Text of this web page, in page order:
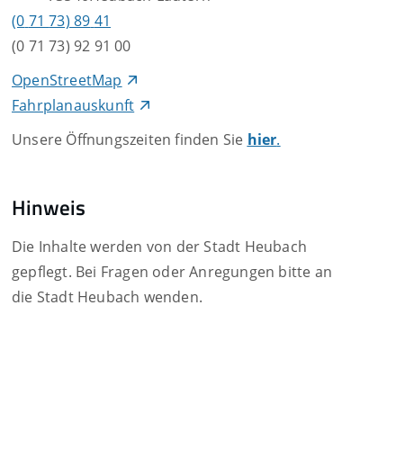
OpenStreetMap
Fahrplanauskunft
(0 71 73) 89 41
(0 71 73) 92 91 00
Unsere Öffnungszeiten finden Sie hier.
Hinweis
Die Inhalte werden von der Stadt Heubach
gepflegt. Bei Fragen oder Anregungen bitte an
die Stadt Heubach wenden.